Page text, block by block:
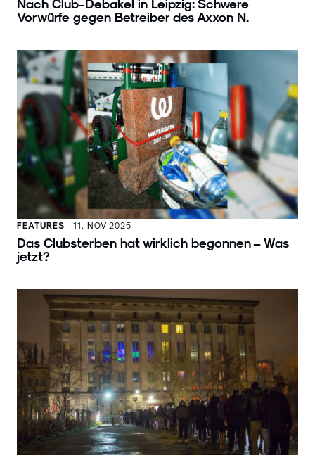
Vorwürfe gegen Betreiber des Axxon N.
FEATURES 11. NOV 2025
Das Clubsterben hat wirklich begonnen – Was
jetzt?